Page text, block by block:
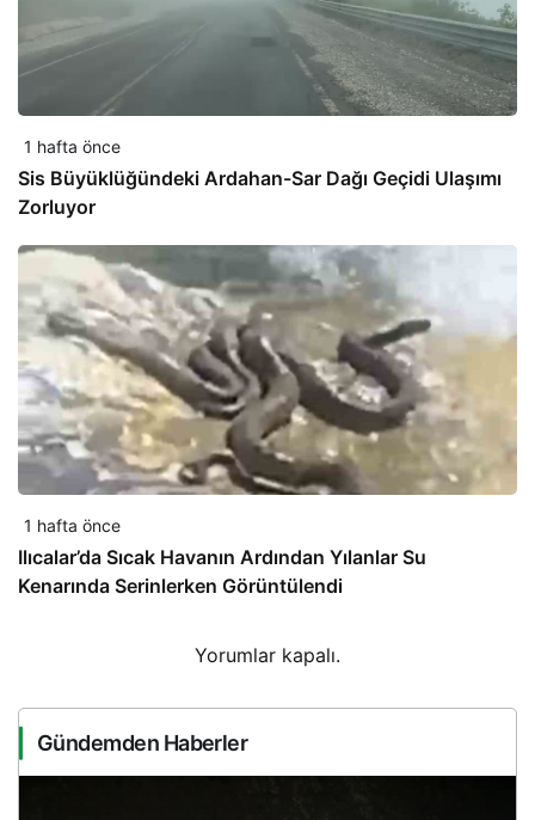
1 hafta önce
Sis Büyüklüğündeki Ardahan-Sar Dağı Geçidi Ulaşımı
Zorluyor
1 hafta önce
Ilıcalar’da Sıcak Havanın Ardından Yılanlar Su
Kenarında Serinlerken Görüntülendi
Yorumlar kapalı.
Gündemden Haberler